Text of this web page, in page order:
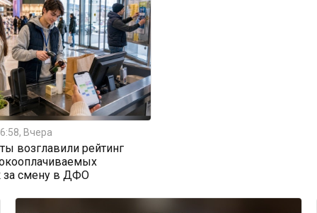
Вчера
возглавили рейтинг
за смену в ДФО